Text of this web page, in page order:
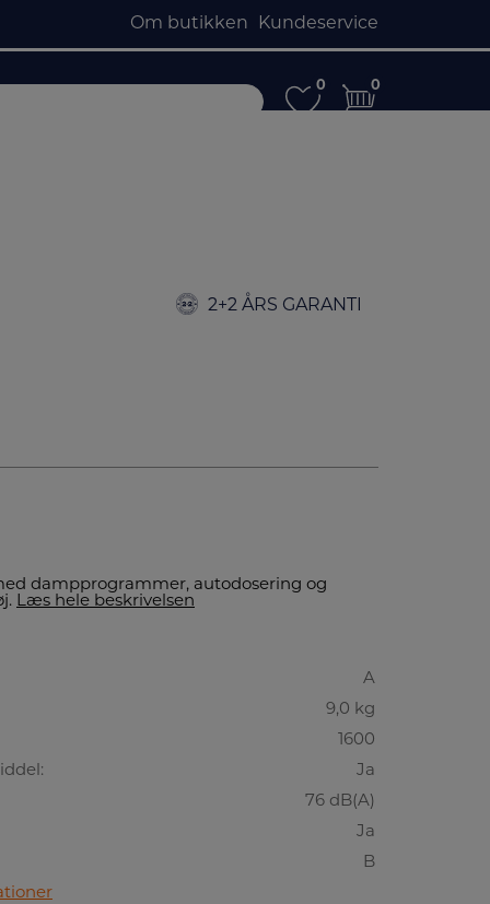
Om butikken Kundeservice
0
0 0
0
2+2 ÅRS GARANTI
dampprogrammer, autodosering og
Læs hele beskrivelsen
A
9,0 kg
1600
Ja
76 dB(A)
Ja
B